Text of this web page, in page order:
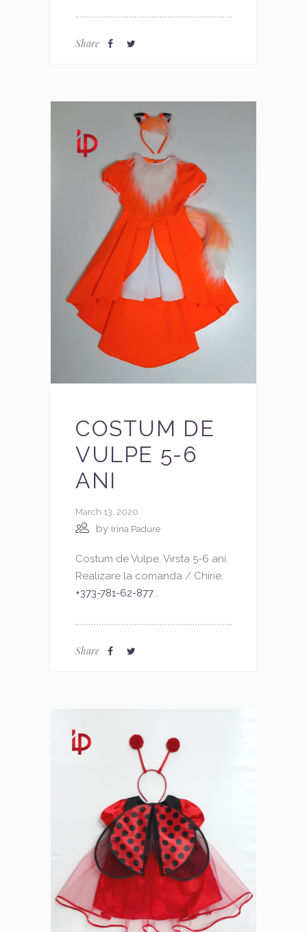
Share
COSTUM DE
VULPE 5-6
ANI
March 13, 2020
by Irina Padure
Costum de Vulpe. Virsta 5-6 ani.
Realizare la comanda / Chirie.
+373-781-62-877...
Share